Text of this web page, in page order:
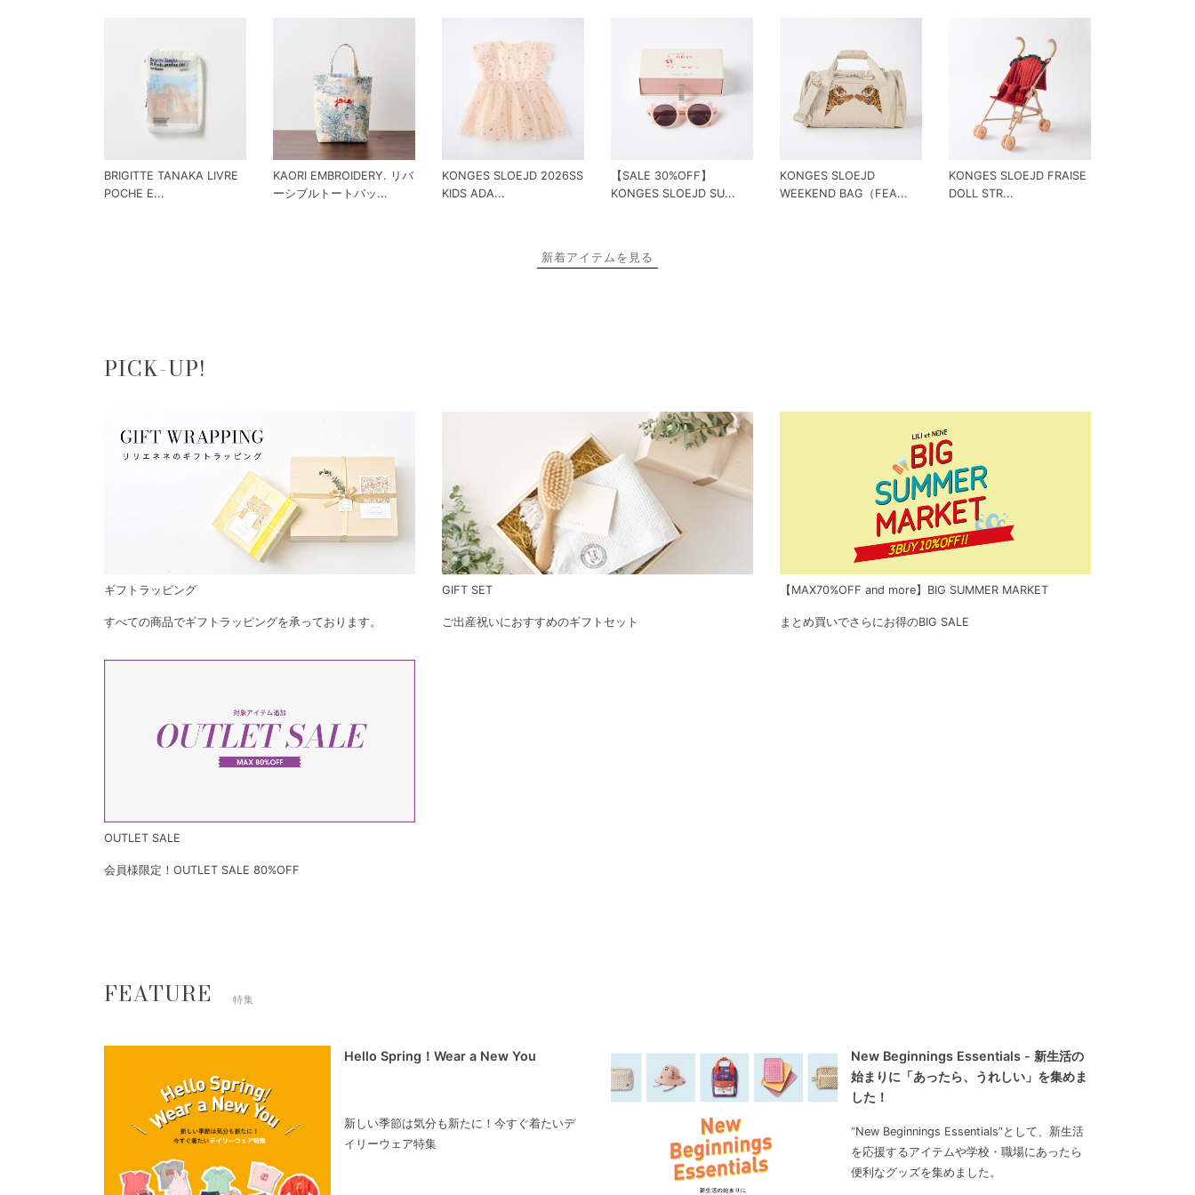
BRIGITTE TANAKA LIVRE
POCHE E...
KAORI EMBROIDERY. リバ
ーシブルトートバッ...
KONGES SLOEJD 2026SS
KIDS ADA...
【SALE 30%OFF】
KONGES SLOEJD SU...
KONGES SLOEJD
WEEKEND BAG（FEA...
KONGES SLOEJD FRAISE
DOLL STR...
新着アイテムを見る
PICK-UP!
ギフトラッピング
すべての商品でギフトラッピングを承っております。
GIFT SET
ご出産祝いにおすすめのギフトセット
【MAX70%OFF and more】BIG SUMMER MARKET
まとめ買いでさらにお得のBIG SALE
OUTLET SALE
会員様限定！OUTLET SALE 80%OFF
FEATURE 特集
Hello Spring！Wear a New You
新しい季節は気分も新たに！今すぐ着たいデ
イリーウェア特集
New Beginnings Essentials - 新生活の
始まりに「あったら、うれしい」を集めま
した！
“New Beginnings Essentials”として、新生活
を応援するアイテムや学校・職場にあったら
便利なグッズを集めました。